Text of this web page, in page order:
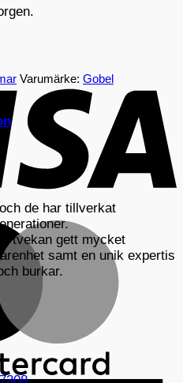
Varumärke: Gobel
de har tillverkat
tvekan gett mycket
samt en unik expertis
burkar.